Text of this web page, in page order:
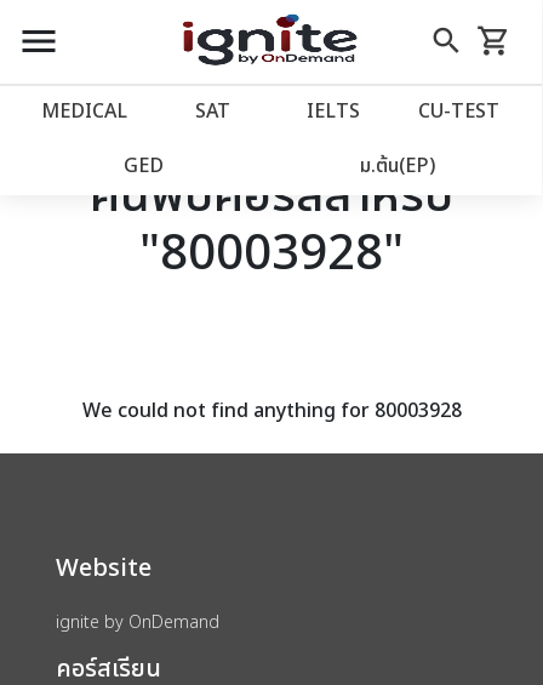
close
account_balance หน้าแรก
เว็บไซต์อิกไนท์
โปรโมชั่น
assignment ลงทะเบียน
menu search
Skip
to
shopping_cart
รถเข็น
MEDICAL SAT IELTS CU‑TEST
GED ม.ต้น(EP)
ค้นพบคอร์สสำหรับ
"80003928"
We could not find anything for 80003928
Website
ignite by OnDemand
คอร์สเรียน